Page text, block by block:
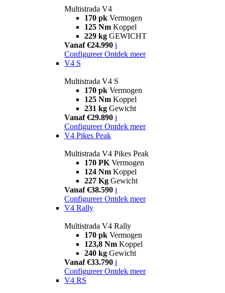
Multistrada V4
170 pk Vermogen
125 Nm Koppel
229 kg GEWICHT
Vanaf €24.990 i
Configureer Ontdek meer
V4 S
Multistrada V4 S
170 pk Vermogen
125 Nm Koppel
231 kg Gewicht
Vanaf €29.890 i
Configureer Ontdek meer
V4 Pikes Peak
Multistrada V4 Pikes Peak
170 PK Vermogen
124 Nm Koppel
227 Kg Gewicht
Vanaf €38.590 i
Configureer Ontdek meer
V4 Rally
Multistrada V4 Rally
170 pk Vermogen
123,8 Nm Koppel
240 kg Gewicht
Vanaf €33.790 i
Configureer Ontdek meer
V4 RS